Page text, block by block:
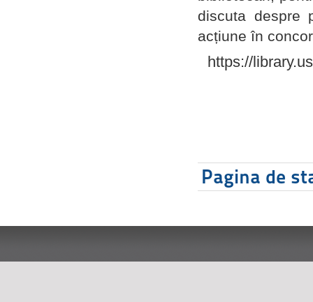
discuta despre
acțiune în
https://
Pagina de